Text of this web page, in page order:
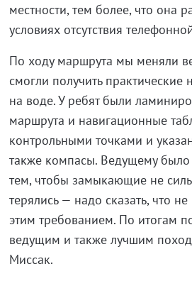
местности, тем более, что она
условиях отсутствия
По ходу маршрута мы меняли
смогли получить практические
на воде. У ребят были
маршрута и навигационные
контрольными точками и
также компасы. Ведущему было
тем, чтобы замыкающие не
терялись — надо сказать, что
этим требованием. По итогам
ведущим и также лучшим
Миссак.